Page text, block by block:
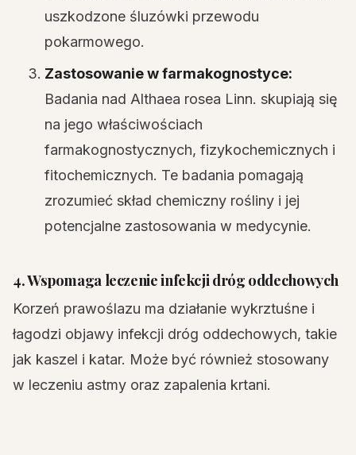
uszkodzone śluzówki przewodu
pokarmowego.
Zastosowanie w farmakognostyce:
Badania nad Althaea rosea Linn. skupiają się
na jego właściwościach
farmakognostycznych, fizykochemicznych i
fitochemicznych. Te badania pomagają
zrozumieć skład chemiczny rośliny i jej
potencjalne zastosowania w medycynie.
4. Wspomaga leczenie infekcji dróg oddechowych
Korzeń prawoślazu ma działanie wykrztuśne i
łagodzi objawy infekcji dróg oddechowych, takie
jak kaszel i katar. Może być również stosowany
w leczeniu astmy oraz zapalenia krtani.